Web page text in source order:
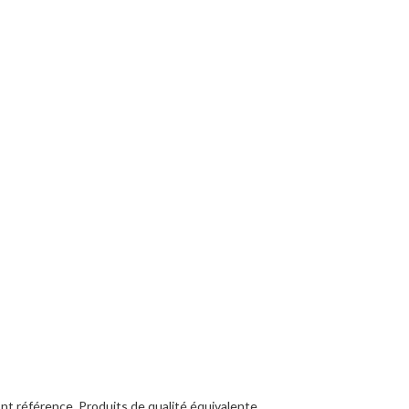
référence. Produits de qualité équivalente